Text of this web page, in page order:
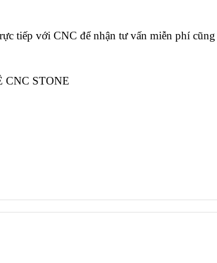
tiếp với CNC để nhận tư vấn miễn phí
STONE